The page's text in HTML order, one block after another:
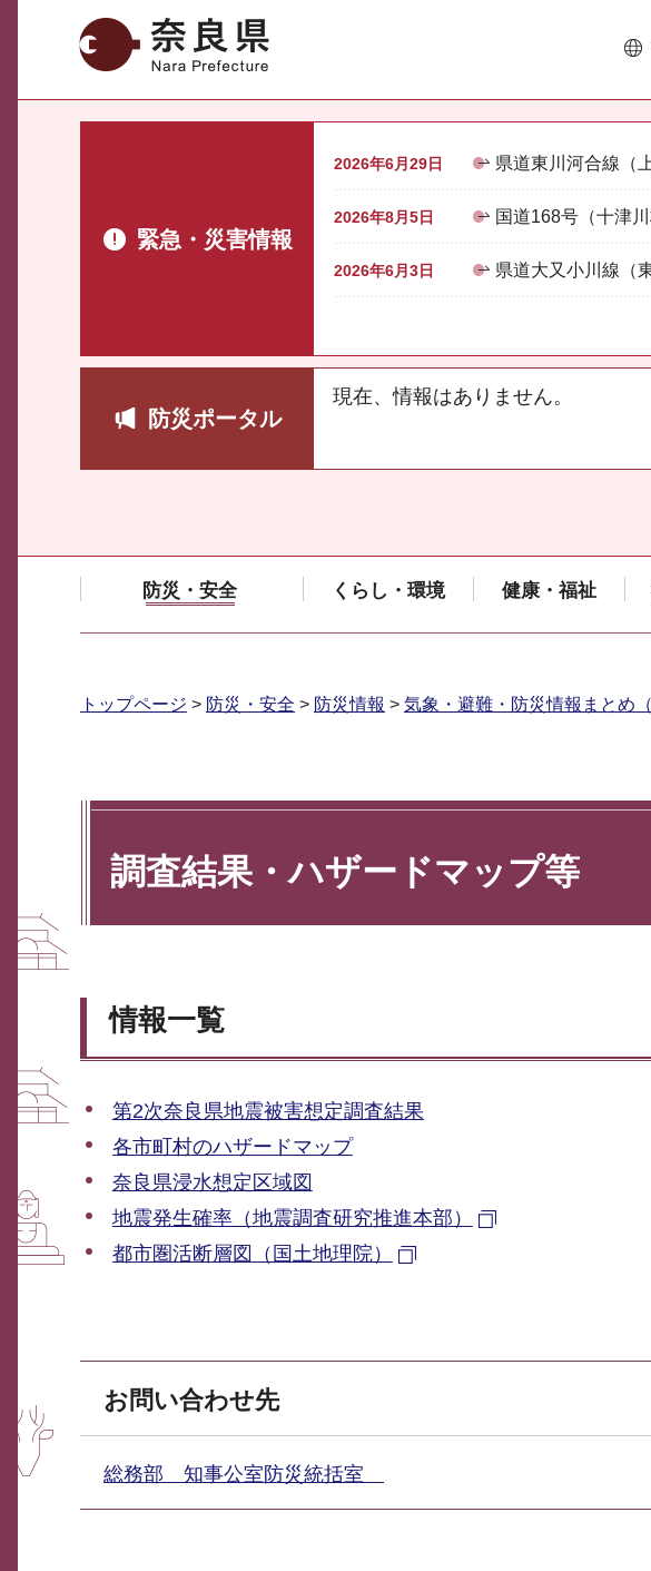
奈良県
緊急・災害情報
2026年6月29日 県道東川河合線（
2026年8月5日 国道168号（十津
2026年6月3日 県道大又小川線（
防災ポータル
現在、情報はありません。
防災・安全 くらし・環境 健康・福祉
トップページ > 防災・安全 > 防災情報 > 気象・避難・防災情報まとめ
調査結果・ハザードマップ等
情報一覧
第2次奈良県地震被害想定調査結果
各市町村のハザードマップ
奈良県浸水想定区域図
地震発生確率（地震調査研究推進本部）
都市圏活断層図（国土地理院）
お問い合わせ先
総務部 知事公室防災統括室